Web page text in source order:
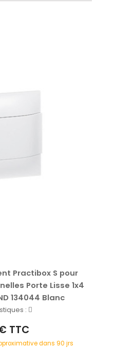
Practibox S pour
Porte Lisse 1x4
134044 Blanc
:
TTC
dans 90 jrs